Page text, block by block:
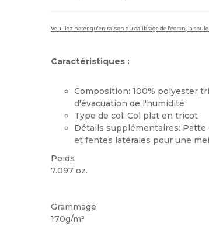
Veuillez noter qu'en raison du calibrage de l'écran, la
Caractéristiques :
Composition: 100% polyester
d'évacuation de l'humidité
Type de col: Col plat en tricot
Détails supplémentaires: Patte
et fentes latérales pour une
Poids
7.097 oz.
Grammage
170g/m²